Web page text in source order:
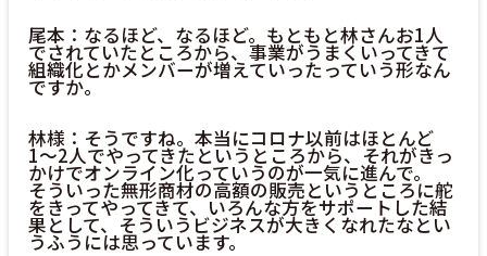
尾本：なるほど、なるほど。もともと林さんお1人
でされていたところから、事業がうまくいってきて
組織化とかメンバーが増えていったっていう形なん
ですか。
林様：そうですね。本当にコロナ以前はほとんど
1〜2人でやってきたというところから、それがきっ
かけでオンライン化っていうのが一気に進んで。
そういった無形商材の高額の販売というところに舵
をきってやってきて、いろんな方をサポートした結
果として、そういうビジネスが大きくなれたなとい
うふうには思っています。